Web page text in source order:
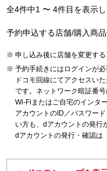
全4件中1 〜 4件目を表示
予約申込する店舗/購入商
申し込み後に店舗を変更する
予約手続きにはログインが必
ドコモ回線にてアクセスい
です。ネットワーク暗証番
Wi-Fiまたはご自宅のインタ
アカウントのID／パスワー
い方も、dアカウントの発行
dアカウントの発行・確認は「